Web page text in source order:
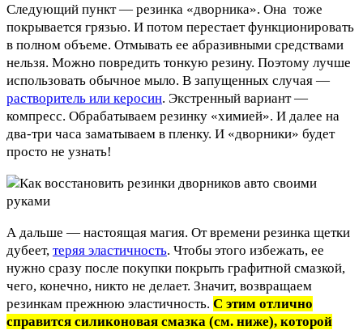
Следующий пункт — резинка «дворника». Она тоже
покрывается грязью. И потом перестает функционировать
в полном объеме. Отмывать ее абразивными средствами
нельзя. Можно повредить тонкую резину. Поэтому лучше
использовать обычное мыло. В запущенных случая —
растворитель или керосин. Экстренный вариант —
компресс. Обрабатываем резинку «химией». И далее на
два-три часа заматываем в пленку. И «дворники» будет
просто не узнать!
А дальше — настоящая магия. От времени резинка щетки
дубеет, теряя эластичность. Чтобы этого избежать, ее
нужно сразу после покупки покрыть графитной смазкой,
чего, конечно, никто не делает. Значит, возвращаем
резинкам прежнюю эластичность. С этим отлично
справится силиконовая смазка (см. ниже), которой